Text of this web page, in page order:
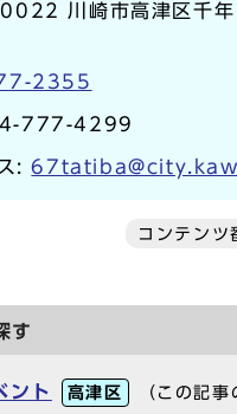
川崎市高津区千
2355
777-4299
ス:
コンテン
す
ント 高津区 （この記事